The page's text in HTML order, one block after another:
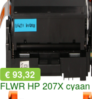
€ 93,32
FLWR HP 207X cyaan